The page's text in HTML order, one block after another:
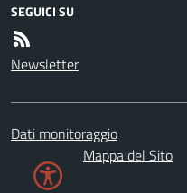
SEGUICI SU
Newsletter
Dati monitoraggio
Mappa del Sito